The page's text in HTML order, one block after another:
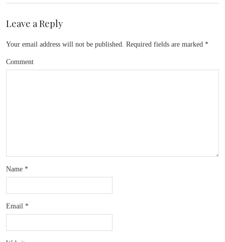
Leave a Reply
Your email address will not be published. Required fields are marked *
Comment
Name *
Email *